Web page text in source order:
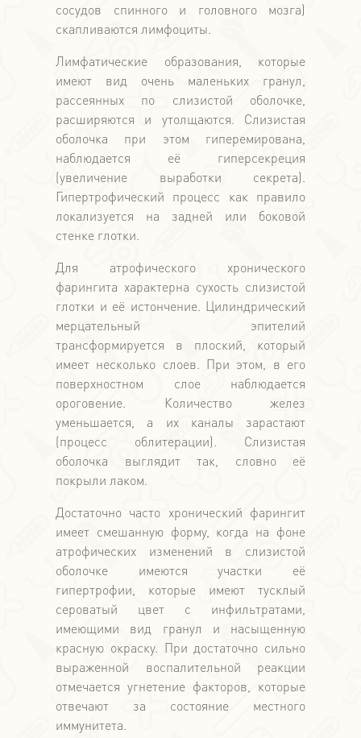
сосудов спинного и головного мозга)
скапливаются лимфоциты.
Лимфатические образования, которые
имеют вид очень маленьких гранул,
рассеянных по слизистой оболочке,
расширяются и утолщаются. Слизистая
оболочка при этом гиперемирована,
наблюдается её гиперсекреция
(увеличение выработки секрета).
Гипертрофический процесс как правило
локализуется на задней или боковой
стенке глотки.
Для атрофического хронического
фарингита характерна сухость слизистой
глотки и её истончение. Цилиндрический
мерцательный эпителий
трансформируется в плоский, который
имеет несколько слоев. При этом, в его
поверхностном слое наблюдается
ороговение. Количество желез
уменьшается, а их каналы зарастают
(процесс облитерации). Слизистая
оболочка выглядит так, словно её
покрыли лаком.
Достаточно часто хронический фарингит
имеет смешанную форму, когда на фоне
атрофических изменений в слизистой
оболочке имеются участки её
гипертрофии, которые имеют тусклый
сероватый цвет с инфильтратами,
имеющими вид гранул и насыщенную
красную окраску. При достаточно сильно
выраженной воспалительной реакции
отмечается угнетение факторов, которые
отвечают за состояние местного
иммунитета.